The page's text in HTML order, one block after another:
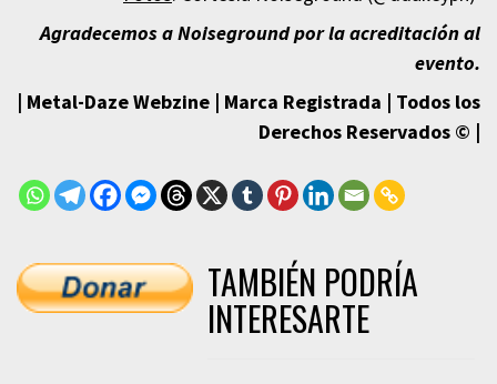
Agradecemos a Noiseground por la acreditación al
evento.
| Metal-Daze Webzine | Marca Registrada | Todos los
Derechos Reservados © |
TAMBIÉN PODRÍA
INTERESARTE